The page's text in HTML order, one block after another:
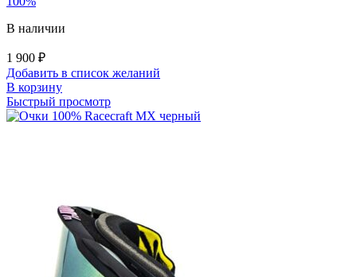
В наличии
1 900 ₽
Добавить в список желаний
В корзину
Быстрый просмотр